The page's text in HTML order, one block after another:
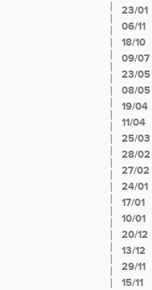
23/01
06/11
18/10
09/07
23/05
08/05
19/04
11/04
25/03
28/02
27/02
24/01
17/01
10/01
20/12
13/12
29/11
15/11